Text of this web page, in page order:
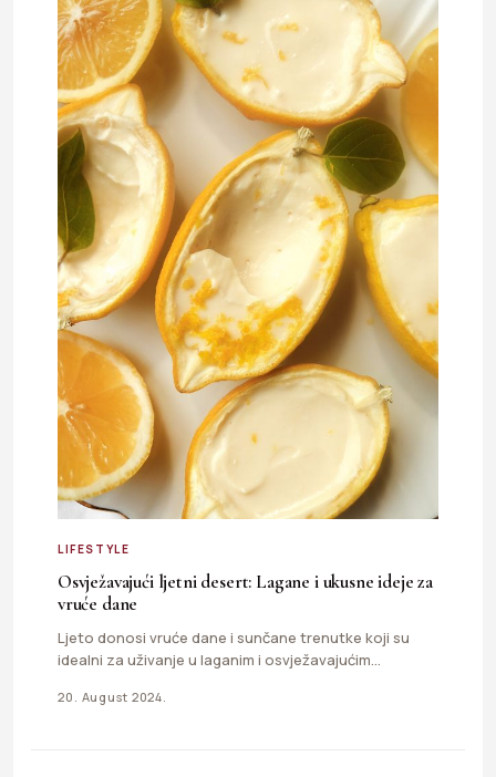
LIFESTYLE
Osvježavajući ljetni desert: Lagane i ukusne ideje za
vruće dane
Ljeto donosi vruće dane i sunčane trenutke koji su
idealni za uživanje u laganim i osvježavajućim
20. August 2024.